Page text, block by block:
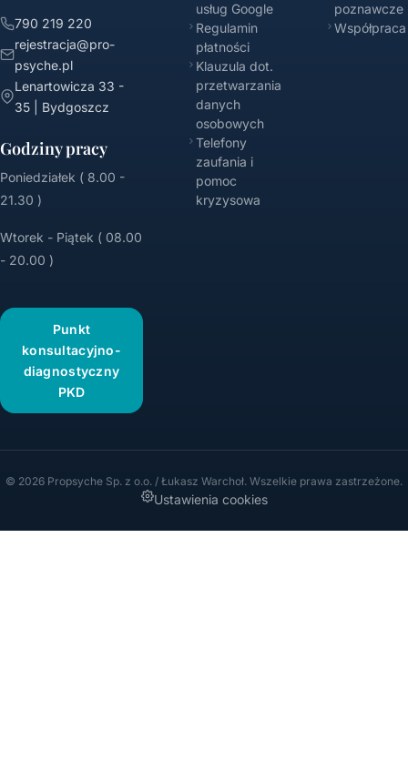
790 219 220
rejestracja@pro-
psyche.pl
Lenartowicza 33 -
35 | Bydgoszcz
Godziny pracy
Poniedziałek ( 8.00 -
21.30 )
Wtorek - Piątek ( 08.00
- 20.00 )
Punkt
konsultacyjno-
diagnostyczny
PKD
usług Google
Regulamin
płatności
Klauzula dot.
przetwarzania
danych
osobowych
Telefony
zaufania i
pomoc
kryzysowa
poznawcze
Współpraca
© 2026 Propsyche Sp. z o.o. / Łukasz Warchoł. Wszelkie prawa zastrzeżone.
Ustawienia cookies